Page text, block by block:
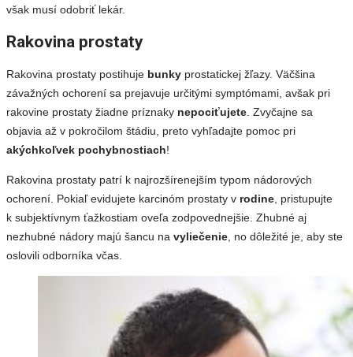
však musí odobriť lekár.
Rakovina prostaty
Rakovina prostaty postihuje bunky prostatickej žľazy. Väčšina
závažných ochorení sa prejavuje určitými symptómami, avšak pri
rakovine prostaty žiadne príznaky nepociťujete. Zvyčajne sa
objavia až v pokročilom štádiu, preto vyhľadajte pomoc pri
akýchkoľvek pochybnostiach!
Rakovina prostaty patrí k najrozšírenejším typom nádorových
ochorení. Pokiaľ evidujete karcinóm prostaty v rodine, pristupujte
k subjektívnym ťažkostiam oveľa zodpovednejšie. Zhubné aj
nezhubné nádory majú šancu na vyliečenie, no dôležité je, aby ste
oslovili odborníka včas.